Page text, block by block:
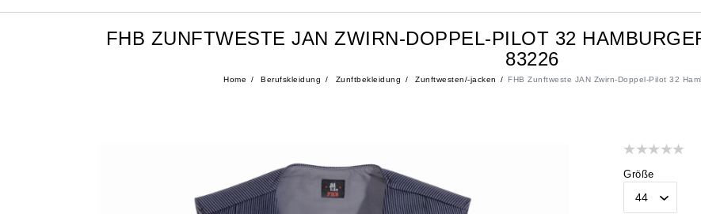
FHB ZUNFTWESTE JAN ZWIRN-DOPPEL-PILOT 32
83226
Home Berufskleidung Zunftbekleidung Zunftwesten/-jacken FHB Zunftweste JAN Zwirn-Doppel-Pilot 32
Größe